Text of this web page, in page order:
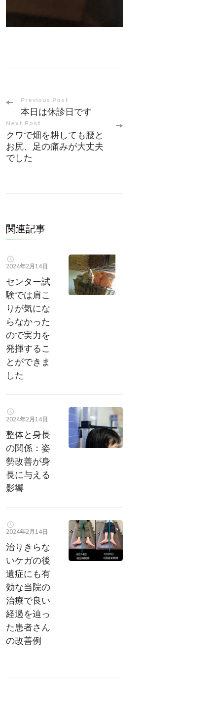
Post
Navigation
Previous Post
本日は休診日です
Next Post
クワで畑を耕しても腰と
お尻、足の痛みが大丈夫
でした
関連記事
2024年2月14日
センター試
験では肩こ
りが気にな
らなかった
ので実力を
発揮するこ
とができま
した
2024年2月14日
整体と身長
の関係：姿
勢改善が身
長に与える
影響
2024年2月14日
治りきらな
いケガの後
遺症にも有
効な当院の
治療で良い
経過を辿っ
た患者さん
の改善例